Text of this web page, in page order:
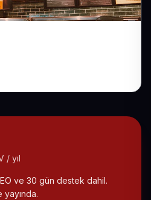
/ yıl
ve 30 gün destek dahil.
yayında.